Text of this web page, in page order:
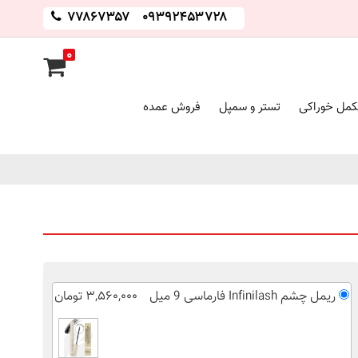
۰۹۳۹۲۴۵۳۷۲۸
۷۷۸۶۷۳۵۷
۰
خوراکی تستر و سمپل
فروش عمده
ریمل چشم Infinilash فارماسی 9 میل ۳,۵۶۰,۰۰۰ تومان